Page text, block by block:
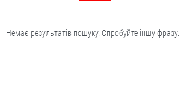
Немає результатів пошуку. Спробуйте іншу фразу.